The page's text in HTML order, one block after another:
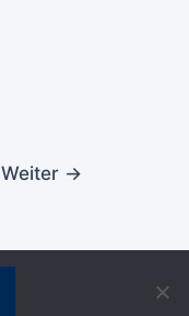
Weiter →